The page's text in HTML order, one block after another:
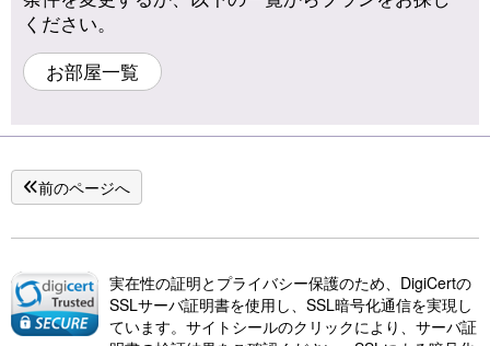
ください。
お部屋一覧
前のページへ
実在性の証明とプライバシー保護のため、DigiCertの
SSLサーバ証明書を使用し、SSL暗号化通信を実現し
ています。サイトシールのクリックにより、サーバ証